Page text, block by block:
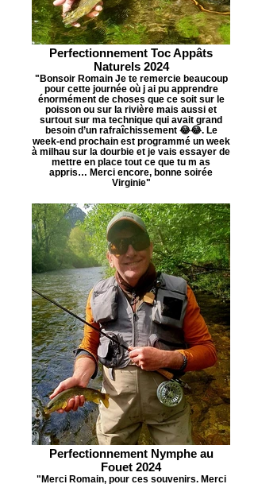
Perfectionnement Toc Appâts
Naturels 2024
"Bonsoir Romain Je te remercie beaucoup
pour cette journée où j ai pu apprendre
énormément de choses que ce soit sur le
poisson ou sur la rivière mais aussi et
surtout sur ma technique qui avait grand
besoin d’un rafraîchissement 😂😂. Le
week-end prochain est programmé un week
à milhau sur la dourbie et je vais essayer de
mettre en place tout ce que tu m as
appris… Merci encore, bonne soirée
Virginie"
Perfectionnement Nymphe au
Fouet 2024
"Merci Romain, pour ces souvenirs. Merci